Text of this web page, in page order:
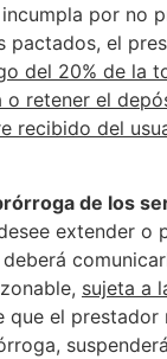
por no
pactados, el
del 20% de la
retener el
recibido del
de los
extender o
sujeta a
que el